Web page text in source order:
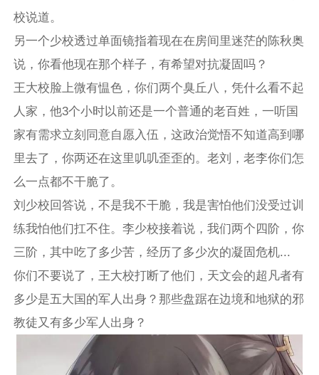
校说道。
另一个少校透过单面镜指着现在在房间里迷茫的陈秋奥
说，你看他现在那个样子，有希望对抗凝固吗？
王大校脸上微有愠色，你们两个臭丘八，凭什么看不起
人家，他3个小时以前还是一个普通的老百姓，一听国
家有需求立刻同意自愿入伍，这政治觉悟不知道高到哪
里去了，你两还在这里叽叽歪歪的。老刘，老李你们怎
么一点都不干脆了。
刘少校回答说，不是我不干脆，我是害怕他们没受过训
练我怕他们扛不住。李少校接着说，我们两个四阶，你
三阶，其中吃了多少苦，经历了多少次的凝固危机...
你们不要说了，王大校打断了他们，天文会的超凡者有
多少是五大国的军人出身？那些盘踞在边境和地狱的邪
教徒又有多少军人出身？